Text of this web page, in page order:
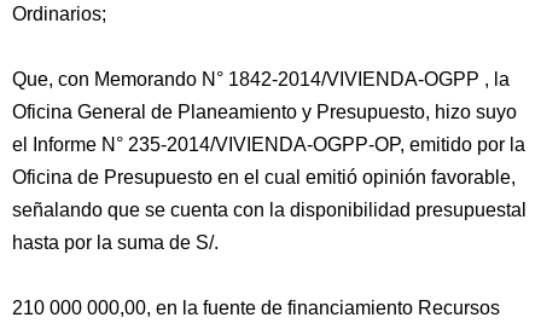
Ordinarios;
Que, con Memorando N° 1842-2014/VIVIENDA-OGPP , la
Oficina General de Planeamiento y Presupuesto, hizo suyo
el Informe N° 235-2014/VIVIENDA-OGPP-OP, emitido por la
Oficina de Presupuesto en el cual emitió opinión favorable,
señalando que se cuenta con la disponibilidad presupuestal
hasta por la suma de S/.
210 000 000,00, en la fuente de financiamiento Recursos